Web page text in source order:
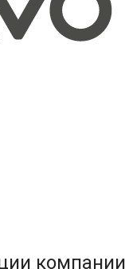
компании